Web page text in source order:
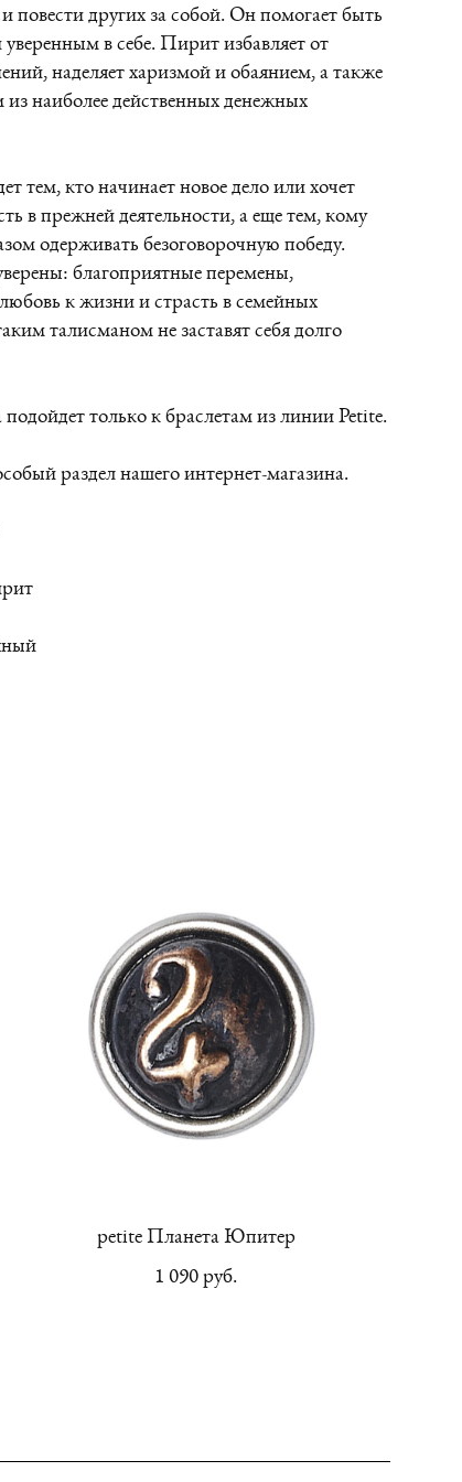
повести других за собой. Он помогает быть
в себе. Пирит избавляет от
наделяет харизмой и обаянием, а также
из наиболее действенных денежных
тем, кто начинает новое дело или хочет
в прежней деятельности, а еще тем, кому
одерживать безоговорочную победу.
благоприятные перемены,
к жизни и страсть в семейных
талисманом не заставят себя долго
только к браслетам из линии Petite.
раздел нашего интернет-магазина.
petite Планета Юпитер
1 090 pуб.